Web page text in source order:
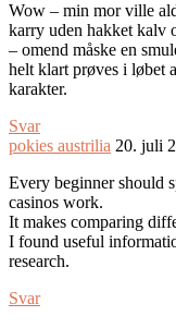
Wow – min mor ville
karry uden hakket kalv
– omend måske en
helt klart prøves i løbet
karakter.
Svar
pokies austrilia 20. juli
Every beginner should
casinos work.
It makes comparing
I found useful
research.
Svar